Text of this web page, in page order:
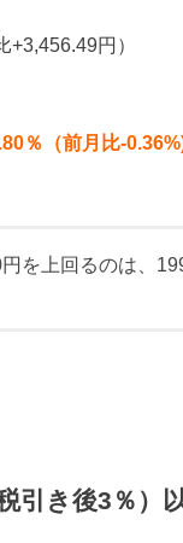
+3,456.49円）
％（前月比-
を上回るのは、
引き後3％）